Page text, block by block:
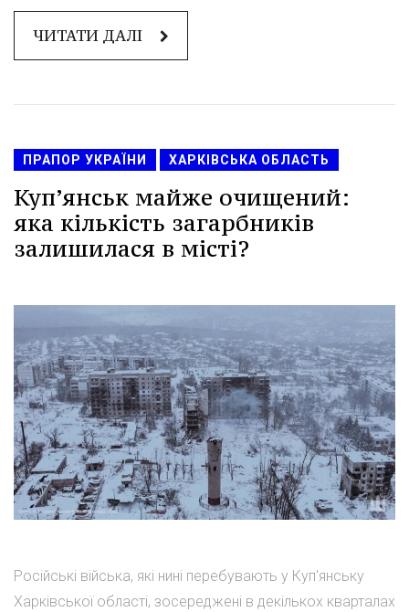
ЧИТАТИ ДАЛІ
ПРАПОР УКРАЇНИ ХАРКІВСЬКА ОБЛАСТЬ
Купʼянськ майже очищений:
яка кількість загарбників
залишилася в місті?
Російські війська, які нині перебувають у Куп'янську
Харківської області, зосереджені в декількох кварталах